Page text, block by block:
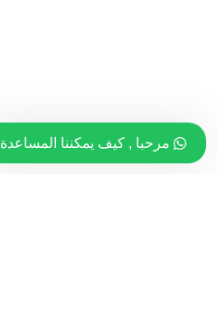
مرحبا , كيف يمكننا المساعدة